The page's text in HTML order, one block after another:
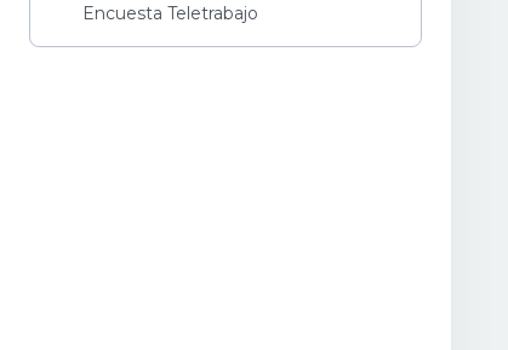
Encuesta Teletrabajo